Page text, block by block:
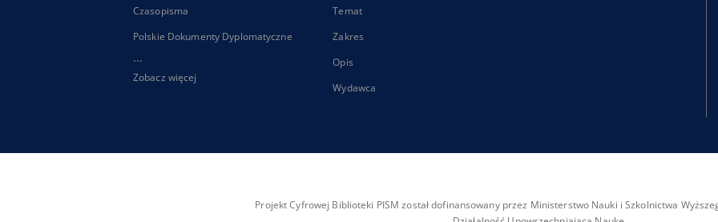
Czasopisma
Polskie Dokumenty Dyplomatyczne
...
Zobacz więcej
Temat
Zakres
Opis
Wydawca
Projekt Cyfrowej Biblioteki PISM został dofinansowany przez Ministerstwo Nauki i Szkolnictwa